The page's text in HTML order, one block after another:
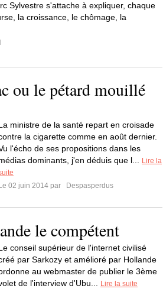
Sylvestre s'attache à expliquer, chaque
la croissance, le chômage, la
ou le pétard mouillé
ministre de la santé repart en croisade
la cigarette comme en août dernier.
l'écho de ses propositions dans les
dominants, j'en déduis que l...
Lire la
Le 02 juin 2014 par
Despasperdus
le compétent
conseil supérieur de l'internet civilisé
par Sarkozy et amélioré par Hollande
au webmaster de publier le 3ème
de l'interview d'Ubu...
Lire la suite